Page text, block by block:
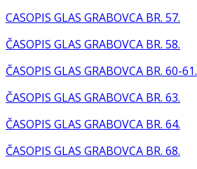
CASOPIS GLAS GRABOVCA BR. 57.
ČASOPIS GLAS GRABOVCA BR. 58.
ČASOPIS GLAS GRABOVCA BR. 60-61.
ČASOPIS GLAS GRABOVCA BR. 63.
ČASOPIS GLAS GRABOVCA BR. 64.
ČASOPIS GLAS GRABOVCA BR. 68.